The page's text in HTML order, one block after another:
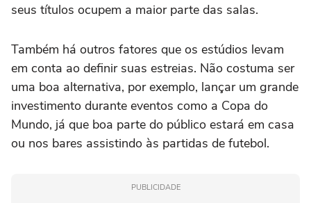
seus títulos ocupem a maior parte das salas.
Também há outros fatores que os estúdios levam
em conta ao definir suas estreias. Não costuma ser
uma boa alternativa, por exemplo, lançar um grande
investimento durante eventos como a Copa do
Mundo, já que boa parte do público estará em casa
ou nos bares assistindo às partidas de futebol.
PUBLICIDADE